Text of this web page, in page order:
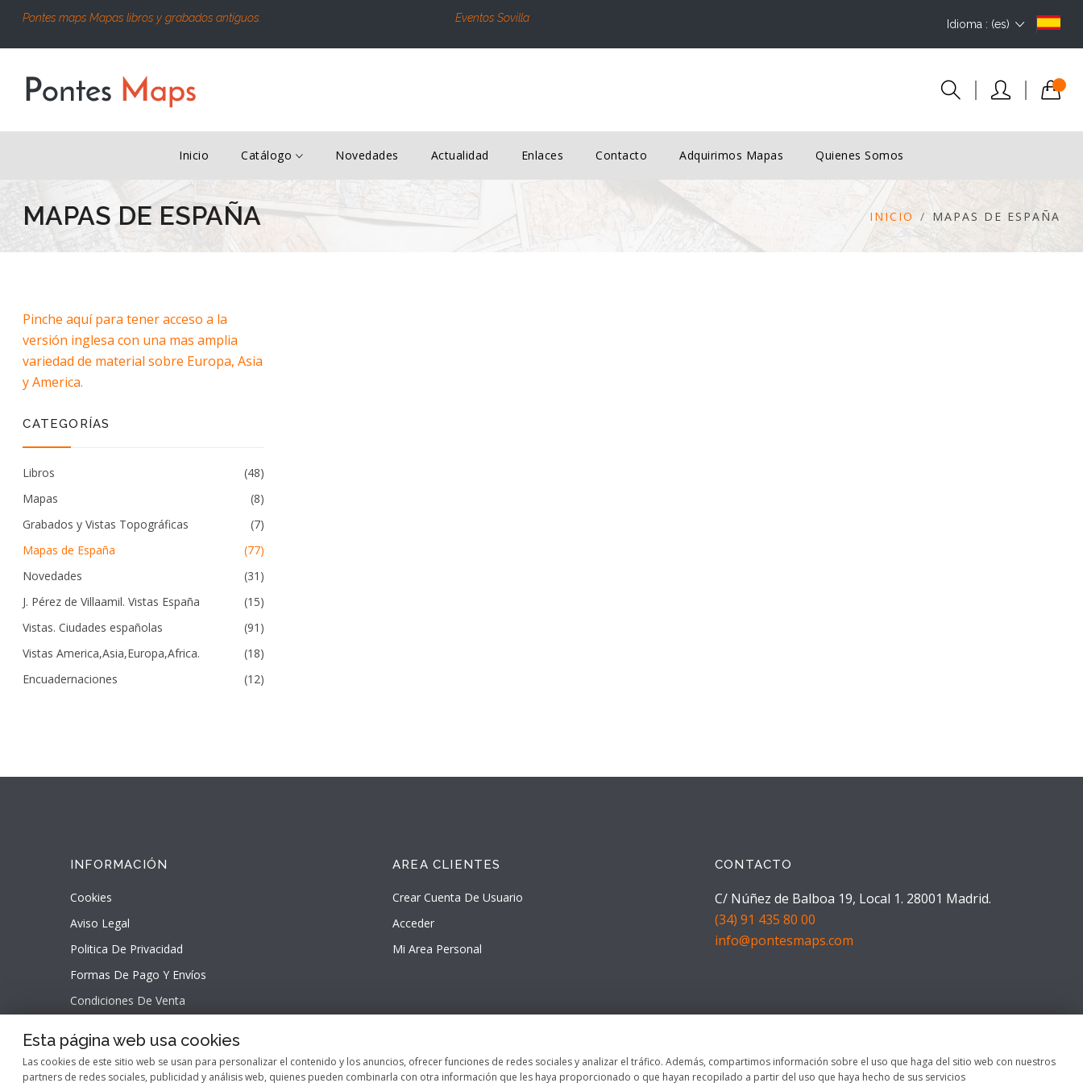
Pontes maps Mapas libros y grabados antiguos. Eventos Sovilla Idioma : (es)
Inicio Catálogo Novedades Actualidad Enlaces Contacto Adquirimos Mapas Quienes Somos
MAPAS DE ESPAÑA INICIO MAPAS DE ESPAÑA
Pinche aquí para tener acceso a la
versión inglesa con una mas amplia
variedad de material sobre Europa, Asia
y America.
CATEGORÍAS
Libros
(48)
Mapas
(8)
Grabados y Vistas Topográficas
(7)
Mapas de España
(77)
Novedades
(31)
J. Pérez de Villaamil. Vistas España
(15)
Vistas. Ciudades españolas
(91)
Vistas America,Asia,Europa,Africa.
(18)
Encuadernaciones
(12)
INFORMACIÓN
Cookies
Aviso Legal
Politica De Privacidad
Formas De Pago Y Envíos
Condiciones De Venta
AREA CLIENTES
Crear Cuenta De Usuario
Acceder
Mi Area Personal
CONTACTO
C/ Núñez de Balboa 19, Local 1. 28001 Madrid.
(34) 91 435 80 00
info@pontesmaps.com
Esta página web usa cookies
Las cookies de este sitio web se usan para personalizar el contenido y los anuncios, ofrecer funciones de redes sociales y analizar el tráfico. Además, compartimos información sobre el uso que haga del sitio web con nuestros
partners de redes sociales, publicidad y análisis web, quienes pueden combinarla con otra información que les haya proporcionado o que hayan recopilado a partir del uso que haya hecho de sus servicios